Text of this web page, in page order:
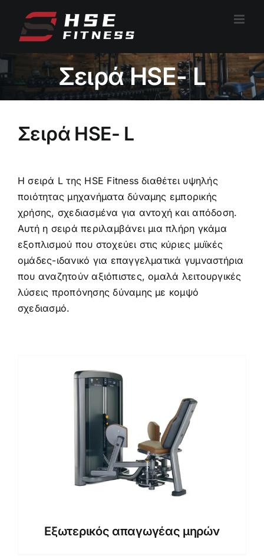
περιεχόμενο
Σειρά HSE- L
Σειρά HSE- L
Η σειρά L της HSE Fitness διαθέτει υψηλής
ποιότητας μηχανήματα δύναμης εμπορικής
χρήσης, σχεδιασμένα για αντοχή και απόδοση.
Αυτή η σειρά περιλαμβάνει μια πλήρη γκάμα
εξοπλισμού που στοχεύει στις κύριες μυϊκές
ομάδες-ιδανικό για επαγγελματικά γυμναστήρια
που αναζητούν αξιόπιστες, ομαλά λειτουργικές
λύσεις προπόνησης δύναμης με κομψό
σχεδιασμό.
Εξωτερικός απαγωγέας μηρών